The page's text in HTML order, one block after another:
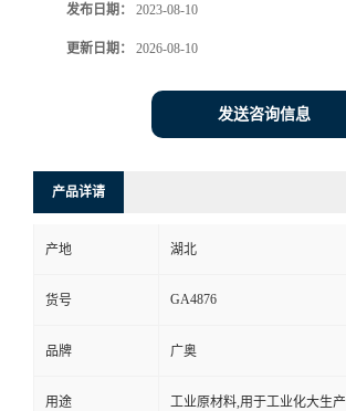
发布日期： 2023-08-10
更新日期： 2026-08-10
发送咨询信息
产品详请
产地 湖北
货号 GA4876
品牌 广奥
用途 工业原材料,用于工业化大生产